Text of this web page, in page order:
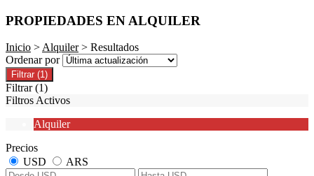
PROPIEDADES EN ALQUILER
Inicio >Alquiler> Resultados
Ordenar por
Filtrar (1)
Filtrar (1)
Filtros Activos
Alquiler
Precios
USD
ARS